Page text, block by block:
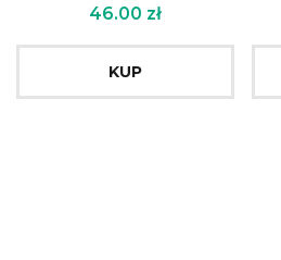
319 8061
46.00 zł
KUP